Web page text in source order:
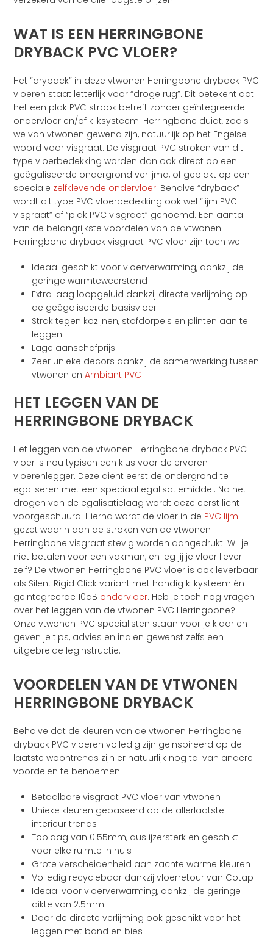
WAT IS EEN HERRINGBONE
DRYBACK PVC VLOER?
Het “dryback” in deze vtwonen Herringbone dryback PVC
vloeren staat letterlijk voor “droge rug”. Dit betekent dat
het een plak PVC strook betreft zonder geïntegreerde
ondervloer en/of kliksysteem. Herringbone duidt, zoals
we van vtwonen gewend zijn, natuurlijk op het Engelse
woord voor visgraat. De visgraat PVC stroken van dit
type vloerbedekking worden dan ook direct op een
geëgaliseerde ondergrond verlijmd, of geplakt op een
speciale zelfklevende ondervloer. Behalve “dryback”
wordt dit type PVC vloerbedekking ook wel “lijm PVC
visgraat” of “plak PVC visgraat” genoemd. Een aantal
van de belangrijkste voordelen van de vtwonen
Herringbone dryback visgraat PVC vloer zijn toch wel:
Ideaal geschikt voor vloerverwarming, dankzij de
geringe warmteweerstand
Extra laag loopgeluid dankzij directe verlijming op
de geëgaliseerde basisvloer
Strak tegen kozijnen, stofdorpels en plinten aan te
leggen
Lage aanschafprijs
Zeer unieke decors dankzij de samenwerking tussen
vtwonen enAmbiant PVC
HET LEGGEN VAN DE
HERRINGBONE DRYBACK
Het leggen van de vtwonen Herringbone dryback PVC
vloer is nou typisch een klus voor de ervaren
vloerenlegger. Deze dient eerst de ondergrond te
egaliseren met een speciaal egalisatiemiddel. Na het
drogen van de egalisatielaag wordt deze eerst licht
voorgeschuurd. Hierna wordt de vloer in de PVC lijm
gezet waarin dan de stroken van de vtwonen
Herringbone visgraat stevig worden aangedrukt. Wil je
niet betalen voor een vakman, en leg jij je vloer liever
zelf? De vtwonen Herringbone PVC vloer is ook leverbaar
als Silent Rigid Click variant met handig klikysteem én
geïntegreerde 10dB ondervloer. Heb je toch nog vragen
over het leggen van de vtwonen PVC Herringbone?
Onze vtwonen PVC specialisten staan voor je klaar en
geven je tips, advies en indien gewenst zelfs een
uitgebreide leginstructie.
VOORDELEN VAN DE VTWONEN
HERRINGBONE DRYBACK
Behalve dat de kleuren van de vtwonen Herringbone
dryback PVC vloeren volledig zijn geinspireerd op de
laatste woontrends zijn er natuurlijk nog tal van andere
voordelen te benoemen:
Betaalbare visgraat PVC vloer van vtwonen
Unieke kleuren gebaseerd op de allerlaatste
interieur trends
Toplaag van 0.55mm, dus ijzersterk en geschikt
voor elke ruimte in huis
Grote verscheidenheid aan zachte warme kleuren
Volledig recyclebaar dankzij vloerretour van Cotap
Ideaal voor vloerverwarming, dankzij de geringe
dikte van 2.5mm
Door de directe verlijming ook geschikt voor het
leggen met band en bies